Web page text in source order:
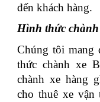
đến khách hàng.
Hình thức
Chúng tôi mang
thức chành xe
chành xe hàng
cho thuê xe